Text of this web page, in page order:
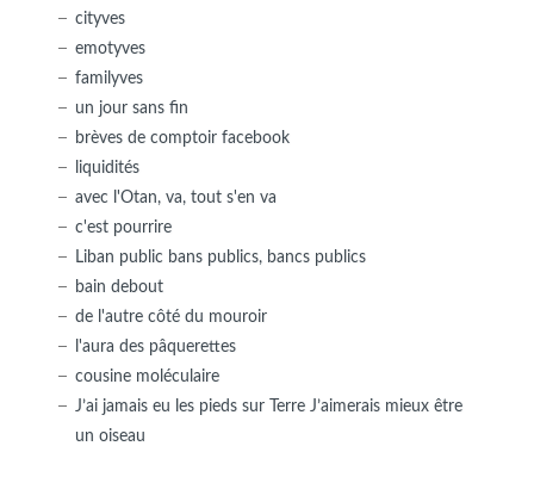
cityves
emotyves
familyves
un jour sans fin
brèves de comptoir facebook
liquidités
avec l'Otan, va, tout s'en va
c'est pourrire
Liban public bans publics, bancs publics
bain debout
de l'autre côté du mouroir
l'aura des pâquerettes
cousine moléculaire
J’ai jamais eu les pieds sur Terre J’aimerais mieux être
un oiseau